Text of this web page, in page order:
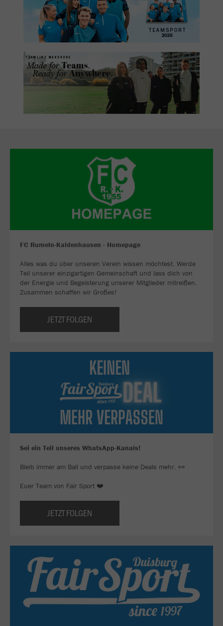
FC Rumeln-Kaldenhausen - Homepage
Alles was du über unseren Verein wissen möchtest. Werde
Teil unserer einzigartigen Gemeinschaft und lass dich von
der Energie und Begeisterung unserer Mitglieder mitreißen.
Zusammen schaffen wir Großes!
JETZT FOLGEN
Sei ein Teil unseres WhatsApp-Kanals!
Bleib immer am Ball und verpasse keine Deals mehr. 👀
Euer Team von Fair Sport ❤️
JETZT FOLGEN